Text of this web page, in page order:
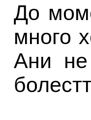
До
много
Ани